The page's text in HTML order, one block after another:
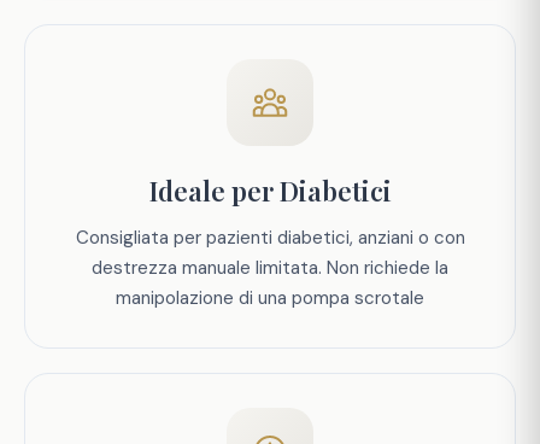
Ideale per Diabetici
Consigliata per pazienti diabetici, anziani o con
destrezza manuale limitata. Non richiede la
manipolazione di una pompa scrotale